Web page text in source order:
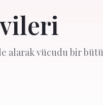
alarak vücudu bir